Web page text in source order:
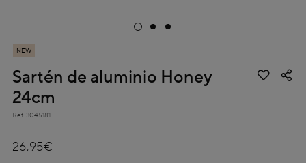
NEW
Sartén de aluminio Honey
24cm
Ref. 3045181
26,95€